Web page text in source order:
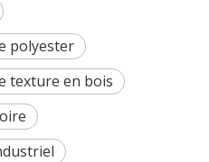
polyester
texture en bois